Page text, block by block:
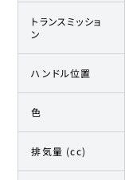
トランスミッショ
ン
ハンドル位置
色
排気量 (cc)